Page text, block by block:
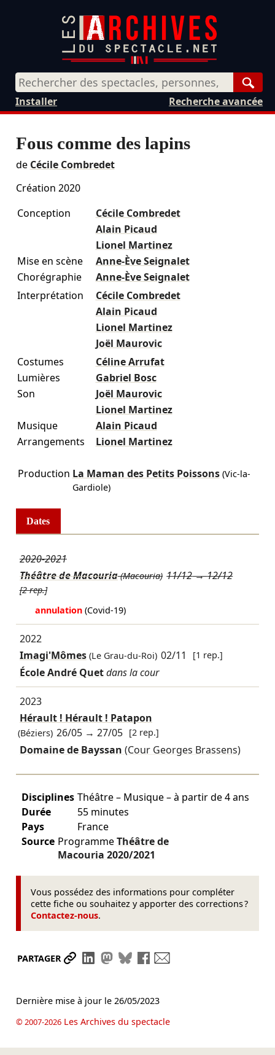
Recherche avancée
Installer
Fous comme des lapins
de Cécile Combredet
Création 2020
Conception
Cécile Combredet
Alain Picaud
Lionel Martinez
Mise en scène
Anne-Ève Seignalet
Chorégraphie
Anne-Ève Seignalet
Interprétation
Cécile Combredet
Alain Picaud
Lionel Martinez
Joël Maurovic
Costumes
Céline Arrufat
Lumières
Gabriel Bosc
Son
Joël Maurovic
Lionel Martinez
Musique
Alain Picaud
Arrangements
Lionel Martinez
Production La Maman des Petits Poissons(Vic-la-
Gardiole)
Dates
2020-2021
Théâtre de Macouria(Macouria) 11/12→12/12
[2 rep.]
annulation (Covid-19)
2022
Imagi'Mômes(Le Grau-du-Roi) 02/11 [1 rep.]
École André Quetdans la cour
2023
Hérault ! Hérault ! Patapon
(Béziers) 26/05 →27/05 [2 rep.]
Domaine de Bayssan (Cour Georges Brassens)
Disciplines Théâtre – Musique – à partir de 4 ans
Durée
55 minutes
Pays
France
Source ProgrammeThéâtre de
Macouria 2020/2021
Vous possédez des informations pour compléter
cette fiche ou souhaitez y apporter des corrections ?
Contactez-nous.
PARTAGER Partager le lien
Partager sur LinkedIn
Partager sur Mastodon
Partager sur Bluesky
Partager sur Facebook
Dernière mise à jour le 26/05/2023
© 2007-2026Les Archives du spectacle